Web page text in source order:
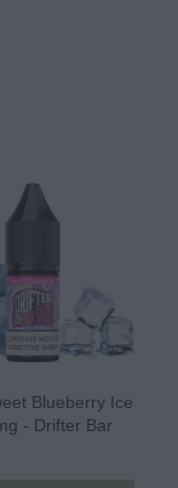
Blueberry Ice
- Drifter Bar